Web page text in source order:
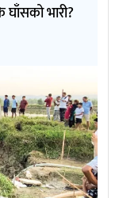
घाँसको भारी?